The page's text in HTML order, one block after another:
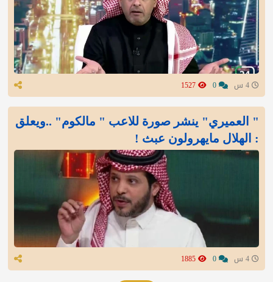
" العميري" ينشر صورة للاعب " مالكوم" ..ويعلق
: الهلال مايهرولون عبث !